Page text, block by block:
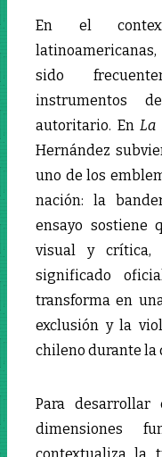
En el
sido
instrumentos
autoritario. En La
Hernández
uno de los
nación: la
ensayo sostiene
visual y crítica,
significado
transforma en
exclusión y la
chileno durante
Para
dimensiones
contextualiza la